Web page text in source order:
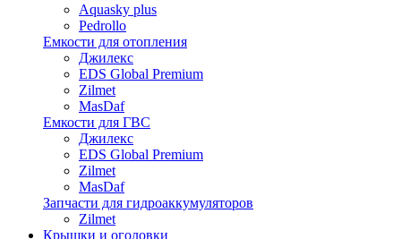
Aquasky plus
Pedrollo
Емкости для отопления
Джилекс
EDS Global Premium
Zilmet
MasDaf
Емкости для ГВС
Джилекс
EDS Global Premium
Zilmet
MasDaf
Запчасти для гидроаккумуляторов
Zilmet
Крышки и оголовки